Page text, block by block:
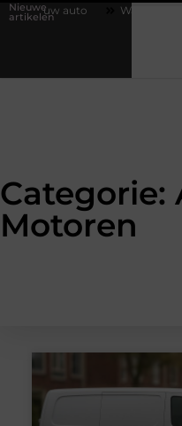
Nieuwe
artikelen Waarom een goede
Categorie:
Motoren